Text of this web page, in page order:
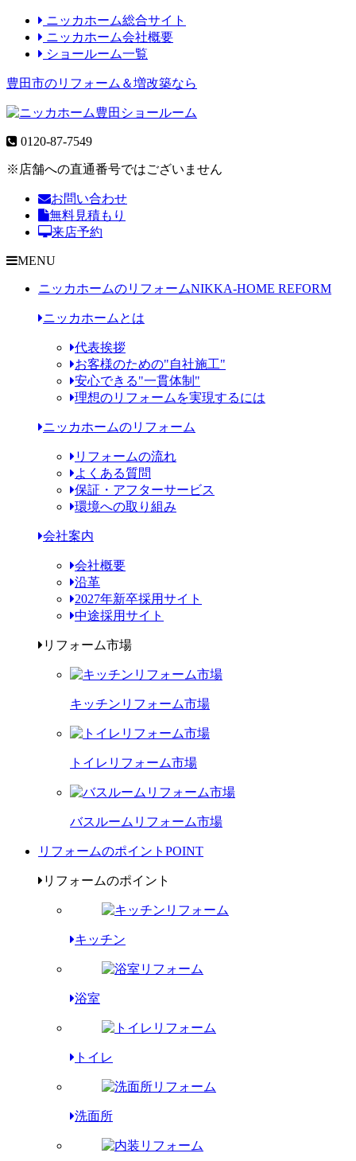
ニッカホーム総合サイト
ニッカホーム会社概要
ショールーム一覧
豊田市のリフォーム＆増改築なら
0120-87-7549
※店舗への直通番号ではございません
お問い合わせ
無料見積もり
来店予約
MENU
ニッカホームのリフォームNIKKA-HOME REFORM
ニッカホームとは
代表挨拶
お客様のための"自社施工"
安心できる"一貫体制"
理想のリフォームを実現するには
ニッカホームのリフォーム
リフォームの流れ
よくある質問
保証・アフターサービス
環境への取り組み
会社案内
会社概要
沿革
2027年新卒採用サイト
中途採用サイト
リフォーム市場
キッチンリフォーム市場
トイレリフォーム市場
バスルームリフォーム市場
リフォームのポイント POINT
リフォームのポイント
キッチン
浴室
トイレ
洗面所